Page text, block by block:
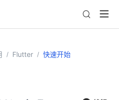
/ Flutter / 快速开始